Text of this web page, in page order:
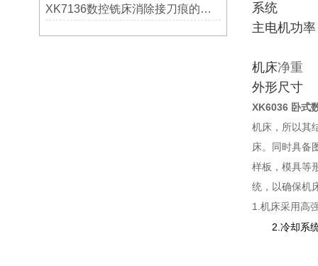
XK7136数控铣床消除接刀痕的操作
系统
主电机功率
机床净重
外形尺寸
XK6036 卧式
机床，所以其
床。同时具备
样板，模具等
统，以确保机
1.机床采用高
2.冷却系